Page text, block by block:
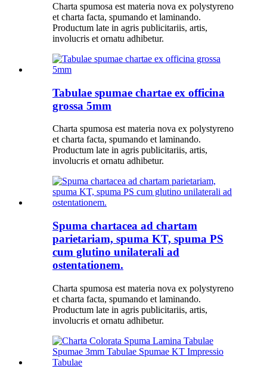
Charta spumosa est materia nova ex polystyreno
et charta facta, spumando et laminando.
Productum late in agris publicitariis, artis,
involucris et ornatu adhibetur.
Tabulae spumae chartae ex officina
grossa 5mm
Charta spumosa est materia nova ex polystyreno
et charta facta, spumando et laminando.
Productum late in agris publicitariis, artis,
involucris et ornatu adhibetur.
Spuma chartacea ad chartam
parietariam, spuma KT, spuma PS
cum glutino unilaterali ad
ostentationem.
Charta spumosa est materia nova ex polystyreno
et charta facta, spumando et laminando.
Productum late in agris publicitariis, artis,
involucris et ornatu adhibetur.